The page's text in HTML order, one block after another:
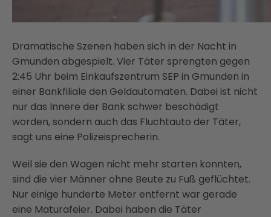
Dramatische Szenen haben sich in der Nacht in
Gmunden abgespielt. Vier Täter sprengten gegen
2:45 Uhr beim Einkaufszentrum SEP in Gmunden in
einer Bankfiliale den Geldautomaten. Dabei ist nicht
nur das Innere der Bank schwer beschädigt
worden, sondern auch das Fluchtauto der Täter,
sagt uns eine Polizeisprecherin.
Weil sie den Wagen nicht mehr starten konnten,
sind die vier Männer ohne Beute zu Fuß geflüchtet.
Nur einige hunderte Meter entfernt war gerade
eine Maturafeier. Dabei haben die Täter